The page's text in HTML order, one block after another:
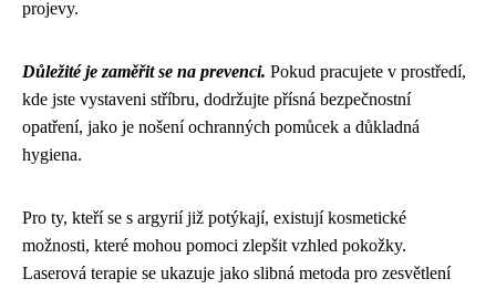
projevy.
Důležité je zaměřit se na prevenci. Pokud pracujete v prostředí,
kde jste vystaveni stříbru, dodržujte přísná bezpečnostní
opatření, jako je nošení ochranných pomůcek a důkladná
hygiena.
Pro ty, kteří se s argyrií již potýkají, existují kosmetické
možnosti, které mohou pomoci zlepšit vzhled pokožky.
Laserová terapie se ukazuje jako slibná metoda pro zesvětlení